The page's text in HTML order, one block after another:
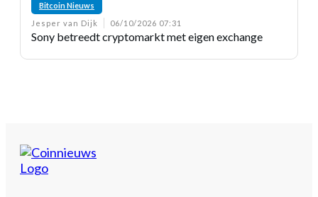
Bitcoin Nieuws
Jesper van Dijk
06/10/2026 07:31
Sony betreedt cryptomarkt met eigen exchange